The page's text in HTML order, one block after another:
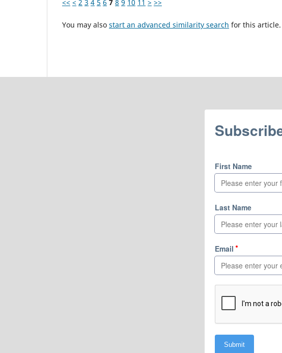
<< < 2 3 4 5 6 7 8 9 10 11 > >>
You may also start an advanced similarity search for this article.